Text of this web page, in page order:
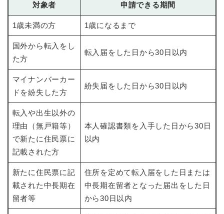
対象者 申請できる期間
1歳未満の方 1歳になるまで
国外から転入をし
た方
転入届をした日から30日以内
マイナンバーカー
ドを紛失した方
紛失届をした日から30日以内
転入や出生以外の
理由（無戸籍等）
で新たに住民票に
記載された方
本人確認書類を入手した日から30日
以内
新たに住民票に記
載された中長期在
留者等
住所を定めて転入届をした日または
中長期在留者となった届出をした日
から30日以内